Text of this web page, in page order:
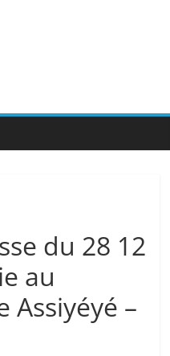
du 28 12
au
Assiyéyé –